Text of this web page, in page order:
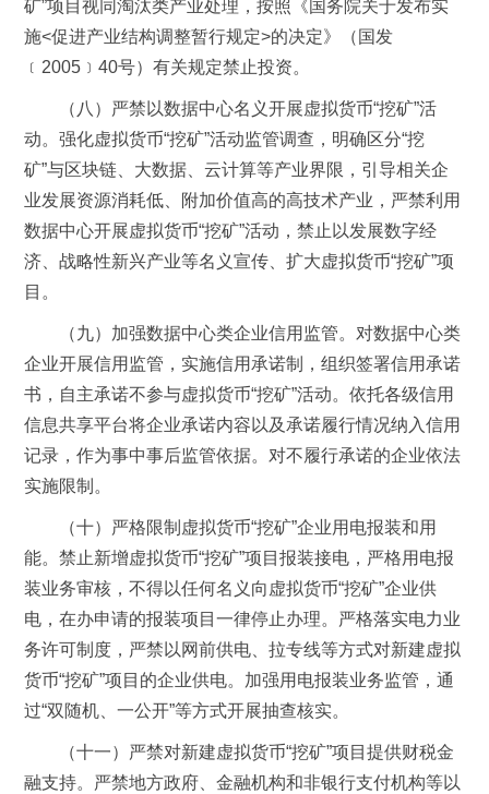
矿”项目视同淘汰类产业处理，按照《国务院关于发布实
施<促进产业结构调整暂行规定>的决定》（国发
﹝2005﹞40号）有关规定禁止投资。
（八）严禁以数据中心名义开展虚拟货币“挖矿”活
动。强化虚拟货币“挖矿”活动监管调查，明确区分“挖
矿”与区块链、大数据、云计算等产业界限，引导相关企
业发展资源消耗低、附加价值高的高技术产业，严禁利用
数据中心开展虚拟货币“挖矿”活动，禁止以发展数字经
济、战略性新兴产业等名义宣传、扩大虚拟货币“挖矿”项
目。
（九）加强数据中心类企业信用监管。对数据中心类
企业开展信用监管，实施信用承诺制，组织签署信用承诺
书，自主承诺不参与虚拟货币“挖矿”活动。依托各级信用
信息共享平台将企业承诺内容以及承诺履行情况纳入信用
记录，作为事中事后监管依据。对不履行承诺的企业依法
实施限制。
（十）严格限制虚拟货币“挖矿”企业用电报装和用
能。禁止新增虚拟货币“挖矿”项目报装接电，严格用电报
装业务审核，不得以任何名义向虚拟货币“挖矿”企业供
电，在办申请的报装项目一律停止办理。严格落实电力业
务许可制度，严禁以网前供电、拉专线等方式对新建虚拟
货币“挖矿”项目的企业供电。加强用电报装业务监管，通
过“双随机、一公开”等方式开展抽查核实。
（十一）严禁对新建虚拟货币“挖矿”项目提供财税金
融支持。严禁地方政府、金融机构和非银行支付机构等以